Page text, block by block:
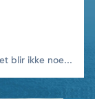
blir ikke noe...